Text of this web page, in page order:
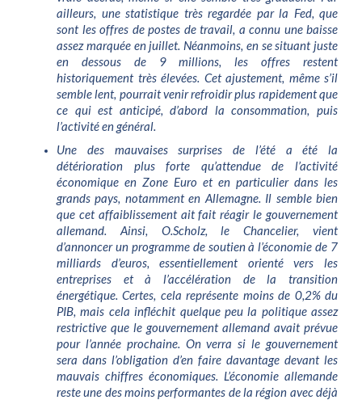
ailleurs, une statistique très regardée par la Fed, que
sont les offres de postes de travail, a connu une baisse
assez marquée en juillet. Néanmoins, en se situant juste
en dessous de 9 millions, les offres restent
historiquement très élevées. Cet ajustement, même s’il
semble lent, pourrait venir refroidir plus rapidement que
ce qui est anticipé, d’abord la consommation, puis
l’activité en général.
Une des mauvaises surprises de l’été a été la
détérioration plus forte qu’attendue de l’activité
économique en Zone Euro et en particulier dans les
grands pays, notamment en Allemagne. Il semble bien
que cet affaiblissement ait fait réagir le gouvernement
allemand. Ainsi, O.Scholz, le Chancelier, vient
d’annoncer un programme de soutien à l’économie de 7
milliards d’euros, essentiellement orienté vers les
entreprises et à l’accélération de la transition
énergétique. Certes, cela représente moins de 0,2% du
PIB, mais cela infléchit quelque peu la politique assez
restrictive que le gouvernement allemand avait prévue
pour l’année prochaine. On verra si le gouvernement
sera dans l’obligation d’en faire davantage devant les
mauvais chiffres économiques. L’économie allemande
reste une des moins performantes de la région avec déjà